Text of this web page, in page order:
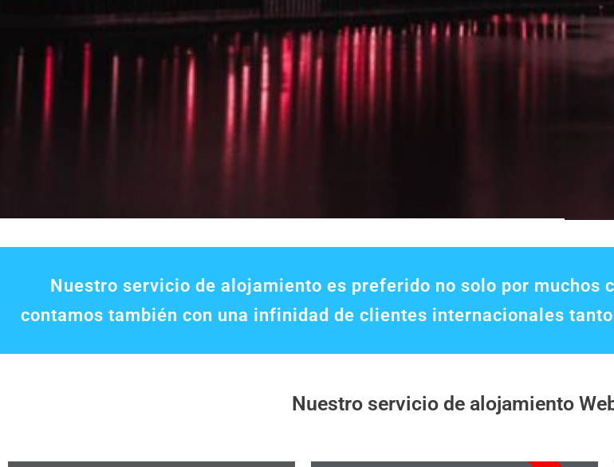
Nuestro servicio de alojamiento es preferido no solo por muchos
contamos también con una infinidad de clientes internacionales
Nuestro servicio de alojamiento